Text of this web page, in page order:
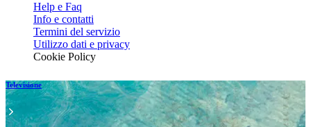
Help e Faq
Info e contatti
Termini del servizio
Utilizzo dati e privacy
Cookie Policy
Televisione